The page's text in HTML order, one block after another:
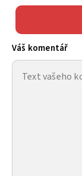
Váš komentář